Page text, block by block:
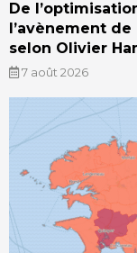
De
l’avènement
selon Olivier
7 août 2026